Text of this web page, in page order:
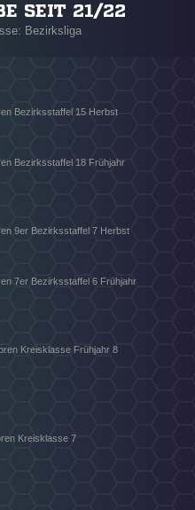
SEIT 21/22
Bezirksliga
Bezirksstaffel 15 Herbst
Bezirksstaffel 18 Frühjahr
9er Bezirksstaffel 7 Herbst
7er Bezirksstaffel 6 Frühjahr
Kreisklasse Frühjahr 8
Kreisklasse 7